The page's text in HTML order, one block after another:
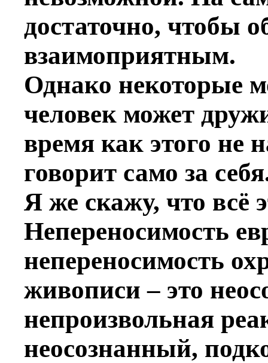
достаточно, чтобы
взаимоприятным.
Однако некоторые
человек может
время как этого не
говорит само за
Я же скажу, что всё
Непереносимость
непереносимость
живописи – это
непроизвольная
неосознанный,